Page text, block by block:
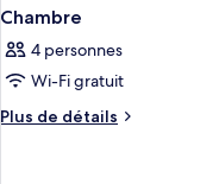
Chambre
4 personnes
Wi-Fi gratuit
Plus de détails
Plus